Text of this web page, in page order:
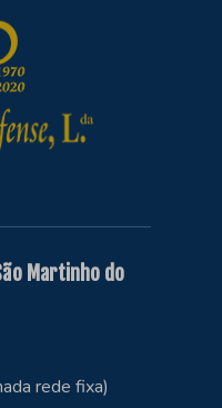
Martinho do
rede fixa)